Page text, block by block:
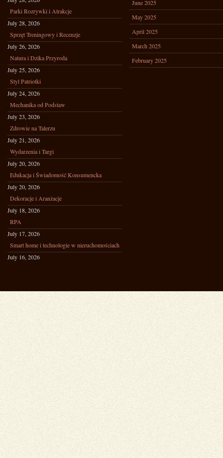
Parki Rozrywki i Atrakcje
July 28, 2026
Sprzęt Treningowy i Recenzje
July 26, 2026
Natura i Dzika Przyroda
July 25, 2026
Styl Patriotki
July 24, 2026
Mechanika od Podstaw
July 23, 2026
Zdrowie na Talerzu
July 21, 2026
Wydarzenia i Targi
July 20, 2026
Edukacja i Świadomość Konsumencka
July 20, 2026
Dekoracje i Aranżacje
July 18, 2026
RPA
July 17, 2026
Smart home i technologie w nieruchomościach
July 16, 2026
June 2025
May 2025
April 2025
March 2025
February 2025